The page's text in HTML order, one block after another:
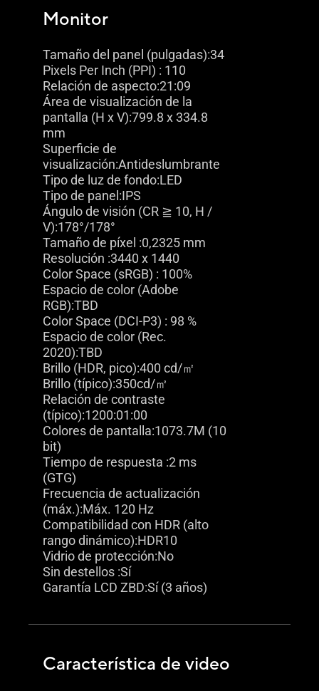
Monitor
Tamaño del panel (pulgadas):34
Pixels Per Inch (PPI) : 110
Relación de aspecto:21:09
Área de visualización de la
pantalla (H x V):799.8 x 334.8
mm
Superficie de
visualización:Antideslumbrante
Tipo de luz de fondo:LED
Tipo de panel:IPS
Ángulo de visión (CR ≧ 10, H /
V):178°/178°
Tamaño de píxel :0,2325 mm
Resolución :3440 x 1440
Color Space (sRGB) : 100%
Espacio de color (Adobe
RGB):TBD
Color Space (DCI-P3) : 98 %
Espacio de color (Rec.
2020):TBD
Brillo (HDR, pico):400 cd/㎡
Brillo (típico):350cd/㎡
Relación de contraste
(típico):1200:01:00
Colores de pantalla:1073.7M (10
bit)
Tiempo de respuesta :2 ms
(GTG)
Frecuencia de actualización
(máx.):Máx. 120 Hz
Compatibilidad con HDR (alto
rango dinámico):HDR10
Vidrio de protección:No
Sin destellos :Sí
Garantía LCD ZBD:Sí (3 años)
Característica de video